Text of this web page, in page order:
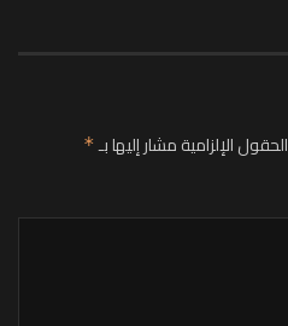
الحقول الإلزامية مشار إليها بـ*